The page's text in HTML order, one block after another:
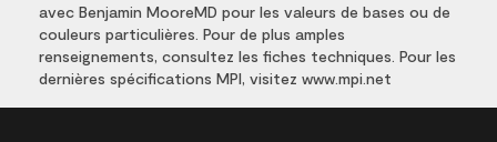
avec Benjamin MooreMD pour les valeurs de bases ou de
couleurs particulières. Pour de plus amples
renseignements, consultez les fiches techniques. Pour les
dernières spécifications MPI, visitez www.mpi.net